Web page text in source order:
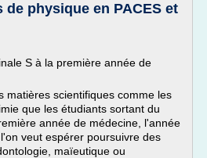
physique en PACES et
S à la première année de
matières scientifiques comme les
que les étudiants sortant du
année de médecine, l'année
veut espérer poursuivre des
maïeutique ou